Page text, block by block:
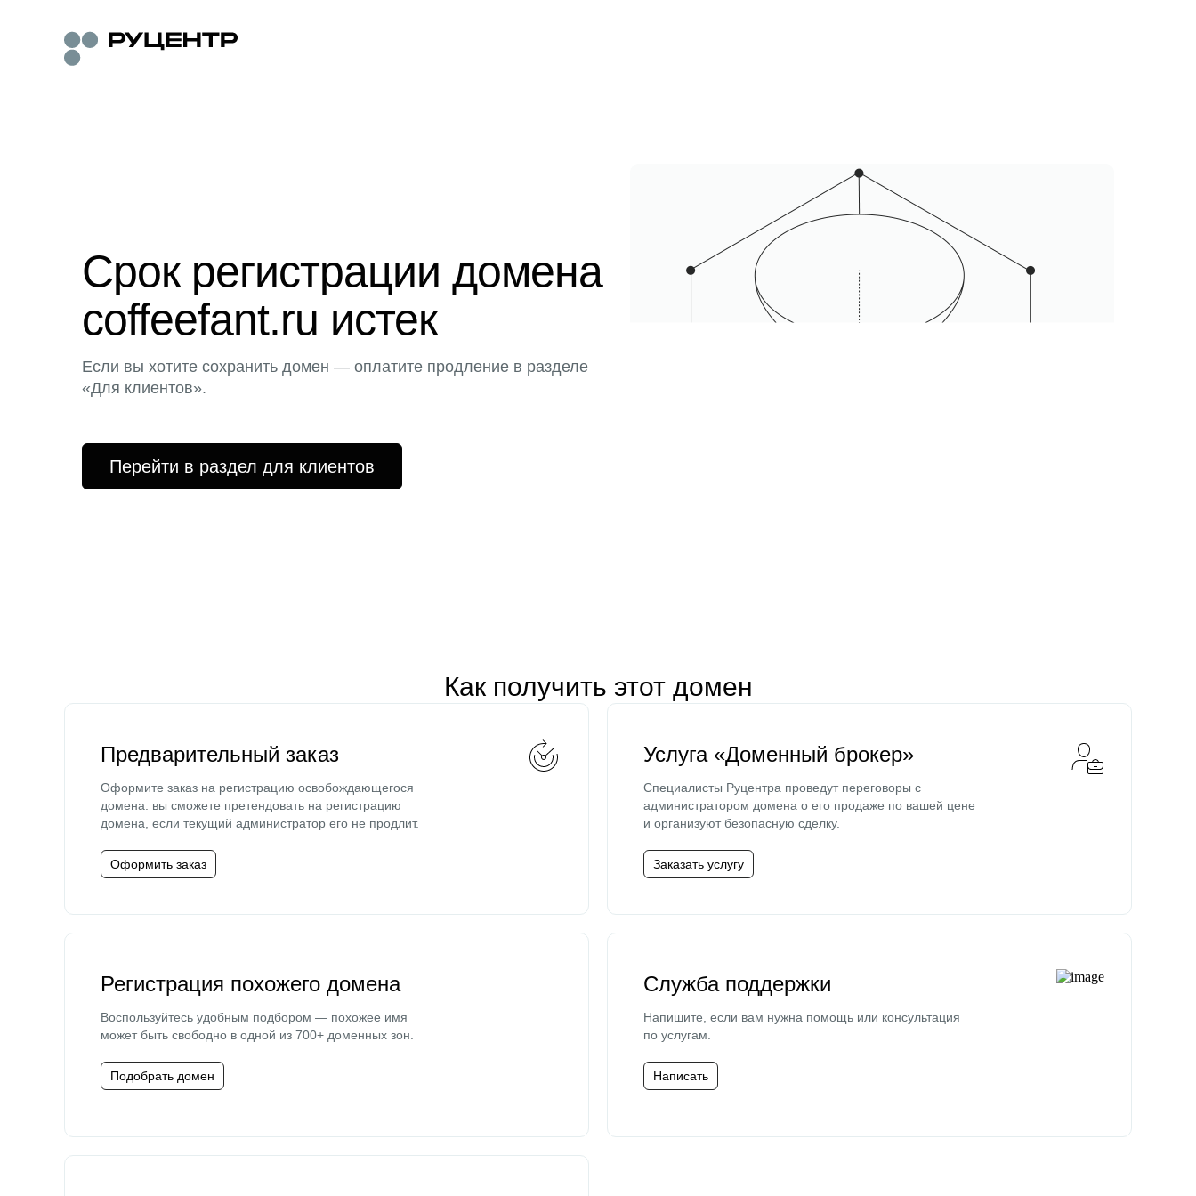
Срок регистрации домена
coffeefant.ru истек
Если вы хотите сохранить домен — оплатите продление в разделе
«Для клиентов».
Перейти в раздел для клиентов
Как получить этот домен
Предварительный заказ
Оформите заказ на регистрацию освобождающегося
домена: вы сможете претендовать на регистрацию
домена, если текущий администратор его не продлит.
Оформить заказ
Услуга «Доменный брокер»
Специалисты Руцентра проведут переговоры с
администратором домена о его продаже по вашей цене
и организуют безопасную сделку.
Заказать услугу
Регистрация похожего домена
Воспользуйтесь удобным подбором — похожее имя
может быть свободно в одной из 700+ доменных зон.
Подобрать домен
Служба поддержки
Напишите, если вам нужна помощь или консультация
по услугам.
Написать